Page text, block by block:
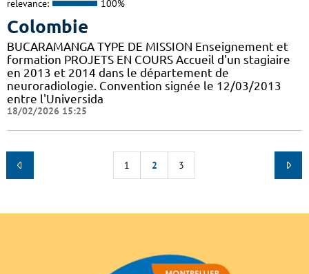
relevance: 100%
Colombie
BUCARAMANGA TYPE DE MISSION Enseignement et
formation PROJETS EN COURS Accueil d'un stagiaire
en 2013 et 2014 dans le département de
neuroradiologie. Convention signée le 12/03/2013
entre l'Universida
18/02/2026 15:25
1 2 3